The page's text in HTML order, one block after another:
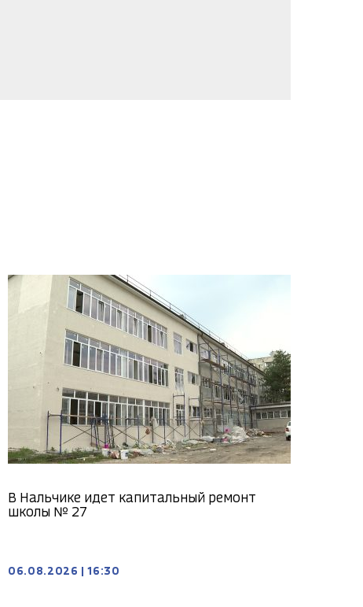
В Нальчике идет капитальный ремонт
школы № 27
06.08.2026 16:30